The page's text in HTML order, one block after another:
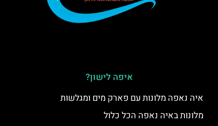
איפה לישון?
איה נאפה מלונות עם פארק מים ומגלשות
מלונות באיה נאפה הכל כלול